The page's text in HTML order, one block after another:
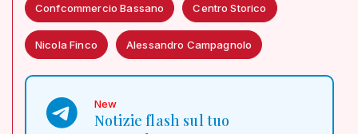
Confcommercio Bassano Centro Storico
Nicola Finco Alessandro Campagnolo
New
Notizie flash sul tuo